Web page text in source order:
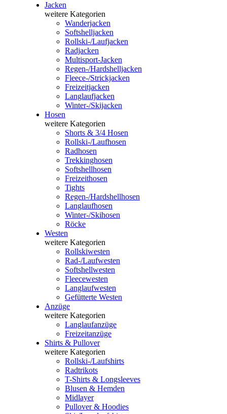
Jacken
weitere Kategorien
Wanderjacken
Softshelljacken
Rollski-/Laufjacken
Radjacken
Multisport-Jacken
Regen-/Hardshelljacken
Fleece-/Strickjacken
Freizeitjacken
Langlaufjacken
Winter-/Skijacken
Hosen
weitere Kategorien
Shorts & 3/4 Hosen
Rollski-/Laufhosen
Radhosen
Trekkinghosen
Softshellhosen
Freizeithosen
Tights
Regen-/Hardshellhosen
Langlaufhosen
Winter-/Skihosen
Röcke
Westen
weitere Kategorien
Rollskiwesten
Rad-/Laufwesten
Softshellwesten
Fleecewesten
Langlaufwesten
Gefütterte Westen
Anzüge
weitere Kategorien
Langlaufanzüge
Freizeitanzüge
Shirts & Pullover
weitere Kategorien
Rollski-/Laufshirts
Radtrikots
T-Shirts & Longsleeves
Blusen & Hemden
Midlayer
Pullover & Hoodies